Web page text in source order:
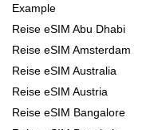
Example
Reise eSIM Abu Dhabi
Reise eSIM Amsterdam
Reise eSIM Australia
Reise eSIM Austria
Reise eSIM Bangalore